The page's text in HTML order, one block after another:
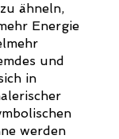
ähneln,
Energie
und
in
werden